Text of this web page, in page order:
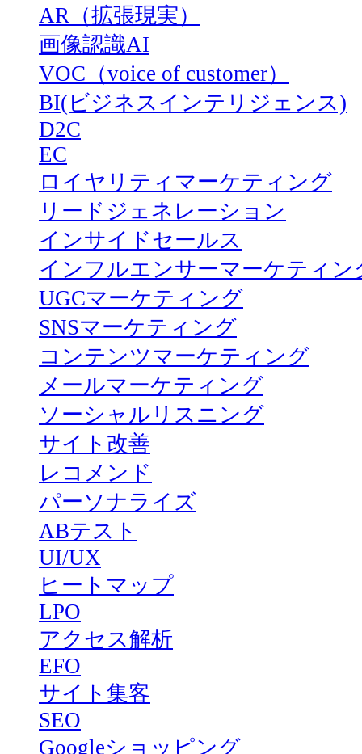
AR（拡張現実）
画像認識AI
VOC（voice of customer）
BI(ビジネスインテリジェンス)
D2C
EC
ロイヤリティマーケティング
リードジェネレーション
インサイドセールス
インフルエンサーマーケティン
UGCマーケティング
SNSマーケティング
コンテンツマーケティング
メールマーケティング
ソーシャルリスニング
サイト改善
レコメンド
パーソナライズ
ABテスト
UI/UX
ヒートマップ
LPO
アクセス解析
EFO
サイト集客
SEO
Googleショッピング